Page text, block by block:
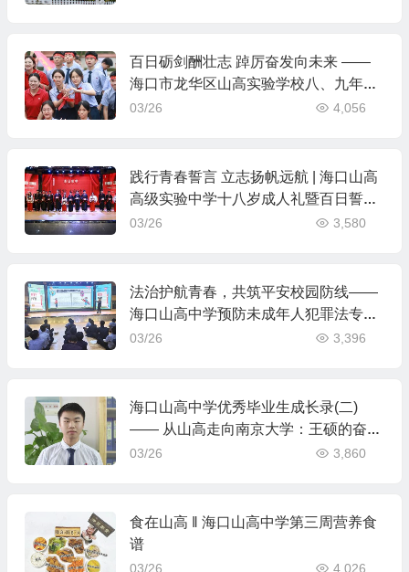
百日砺剑酬壮志 踔厉奋发向未来 ——
海口市龙华区山高实验学校八、九年级
中考百日誓师活动
03/26 4,056
践行青春誓言 立志扬帆远航 | 海口山高
高级实验中学十八岁成人礼暨百日誓师
大会成功举办
03/26 3,580
法治护航青春，共筑平安校园防线——
海口山高中学预防未成年人犯罪法专题
课开讲
03/26 3,396
海口山高中学优秀毕业生成长录(二)
—— 从山高走向南京大学：王硕的奋斗
与蜕变
03/26 3,860
食在山高 ‖ 海口山高中学第三周营养食
谱
03/26 4,026